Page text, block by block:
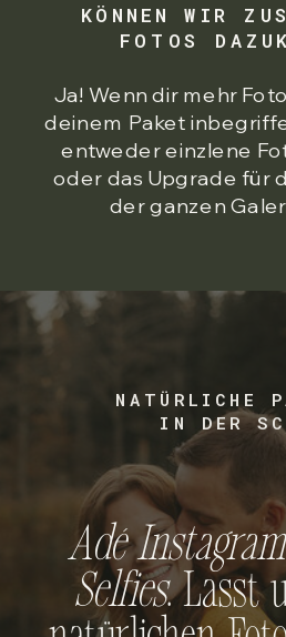
Ja! Wenn dir mehr
deinem Paket
entweder einzlene
oder das Upgrade für
der ganzen
KÖNNEN WIR
FOTOS
Adé
Selfies. Lasst
NATÜRLICHE
IN DER